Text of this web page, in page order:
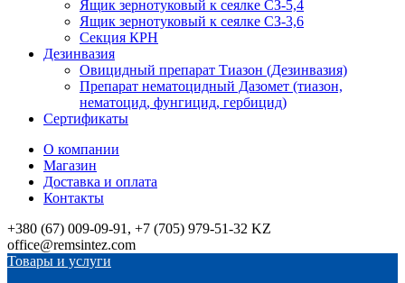
Ящик зернотуковый к сеялке СЗ-5,4
Ящик зернотуковый к сеялке СЗ-3,6
Секция КРН
Дезинвазия
Овицидный препарат Тиазон (Дезинвазия)
Препарат нематоцидный Дазомет (тиазон,
нематоцид, фунгицид, гербицид)
Сертификаты
О компании
Магазин
Доставка и оплата
Контакты
+380 (67) 009-09-91, +7 (705) 979-51-32 KZ
office@remsintez.com
Товары и услуги